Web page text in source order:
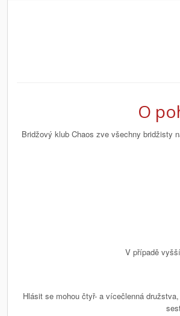
O
Bridžový klub Chaos zve všechny bridžisty
V případě
Hlásit se mohou čtyř- a vícečlenná